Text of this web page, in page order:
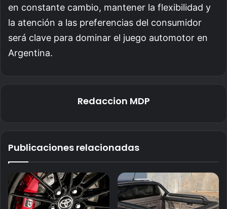
en constante cambio, mantener la flexibilidad y
la atención a las preferencias del consumidor
será clave para dominar el juego automotor en
Argentina.
Redaccion MDP
Publicaciones relacionadas